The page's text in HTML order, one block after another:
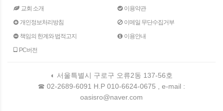
교회 소개
이용약관
개인정보처리방침
이메일 무단수집거부
책임의 한계와 법적고지
이용안내
PC버전
◐ 서울특별시 구로구 오류2동 137-56호
☎ 02-2689-6091 H.P 010-6624-0675 , e-mail :
oasisro@naver.com